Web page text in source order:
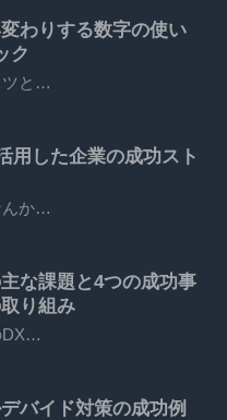
わりする数字の使い
ク
ツと…
用した企業の成功スト
んか…
な課題と4つの成功事
り組み
DX…
バイド対策の成功例